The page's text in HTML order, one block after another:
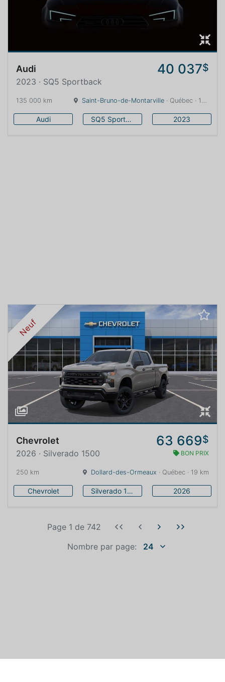
Audi 40 037$
2023 · SQ5 Sportback
135 000 km Saint-Bruno-de-Montarville · Québec · 16 km
Audi SQ5 Sportback 2023
Neuf
Chevrolet 63 669$
2026 · Silverado 1500 BON PRIX
250 km Dollard-des-Ormeaux · Québec · 19 km
Chevrolet Silverado 1500 2026
Nombre par page: 24
Page 1 de742